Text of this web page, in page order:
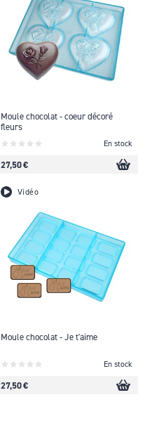
Moule chocolat - coeur décoré
fleurs
En stock
27,50 €
Vidéo
Moule chocolat - Je t'aime
En stock
27,50 €